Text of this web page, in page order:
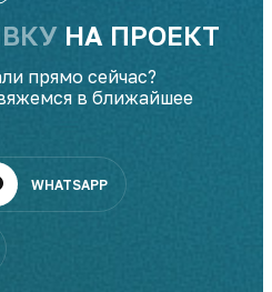
НА ПРОЕКТ
прямо сейчас?
в ближайшее
WHATSAPP